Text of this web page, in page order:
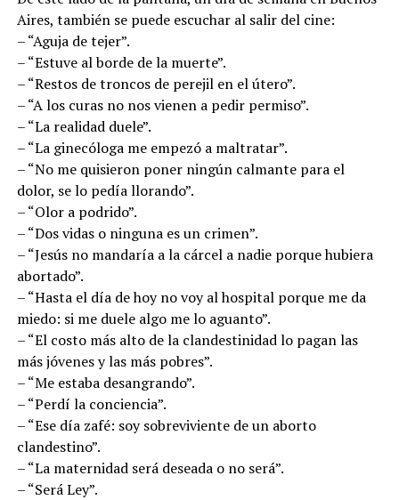
Aires, también se puede escuchar al salir del cine:
– “Aguja de tejer”.
– “Estuve al borde de la muerte”.
– “Restos de troncos de perejil en el útero”.
– “A los curas no nos vienen a pedir permiso”.
– “La realidad duele”.
– “La ginecóloga me empezó a maltratar”.
– “No me quisieron poner ningún calmante para el
dolor, se lo pedía llorando”.
– “Olor a podrido”.
– “Dos vidas o ninguna es un crimen”.
– “Jesús no mandaría a la cárcel a nadie porque hubiera
abortado”.
– “Hasta el día de hoy no voy al hospital porque me da
miedo: si me duele algo me lo aguanto”.
– “El costo más alto de la clandestinidad lo pagan las
más jóvenes y las más pobres”.
– “Me estaba desangrando”.
– “Perdí la conciencia”.
– “Ese día zafé: soy sobreviviente de un aborto
clandestino”.
– “La maternidad será deseada o no será”.
– “Será Ley”.